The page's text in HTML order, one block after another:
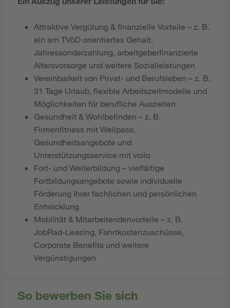
Attraktive Vergütung & finanzielle Vorteile – z. B.
ein am TVöD orientiertes Gehalt,
Jahressonderzahlung, arbeitgeberfinanzierte
Altersvorsorge und weitere Sozialleistungen
Vereinbarkeit von Privat- und Berufsleben – z. B.
31 Tage Urlaub, flexible Arbeitszeitmodelle und
Möglichkeiten für berufliche Auszeiten
Gesundheit & Wohlbefinden – z. B.
Firmenfitness mit Wellpass,
Gesundheitsangebote und
Unterstützungsservice mit voiio
Fort- und Weiterbildung – vielfältige
Fortbildungsangebote sowie individuelle
Förderung Ihrer fachlichen und persönlichen
Entwicklung
Mobilität & Mitarbeitendenvorteile – z. B.
JobRad-Leasing, Fahrtkostenzuschüsse,
Corporate Benefits und weitere
Vergünstigungen
So bewerben Sie sich